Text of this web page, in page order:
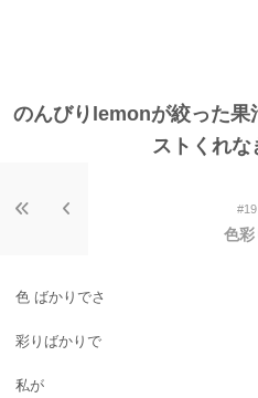
のんびりlemonが絞った果
ストくれな
#19
色彩
色 ばかりでさ
彩りばかりで
私が